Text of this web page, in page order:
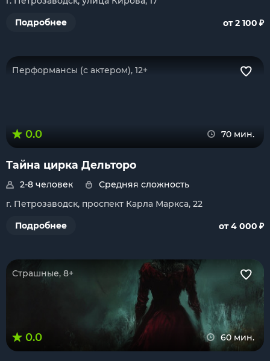
Подробнее
от 2 100 ₽
Перформансы (с актером), 12+
0.0 70 мин.
Тайна цирка Дельторо
2-8 человек
Средняя сложность
г. Петрозаводск, проспект Карла Маркса, 22
Подробнее
от 4 000 ₽
Страшные, 8+
0.0 60 мин.